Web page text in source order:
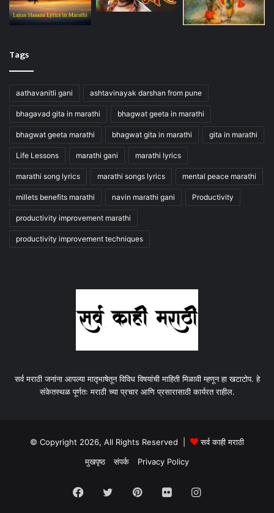
Tags
aathavanitli gani ashtavinayak darshan from pune
bhagavad gita in marathi bhagwat geeta in marathi
bhagwat geeta marathi bhagwat gita in marathi gita in marathi
Life Lessons marathi gani marathi lyrics
marathi song lyrics marathi songs lyrics mental peace marathi
millets benefits marathi navin marathi gani Productivity
productivity improvement marathi
productivity improvement techniques
सर्व मराठी जनांना आपल्या मातृभाषेतून विविध विषयांची माहिती मिळावी म्हणून हा खटाटोप. हे
संकेतस्थळ पूर्णतः मराठी च्या प्रचार आणि प्रसारासाठी कार्यरत राहील.
© Copyright 2026, All Rights Reserved |
सर्व काही मराठी
मुखपृष्ठ
संपर्क Privacy Policy
Facebook
TwitterPinterestFlickrInstagram